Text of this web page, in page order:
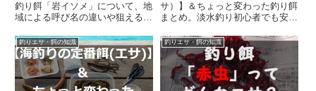
釣り餌「岩イソメ」について、地
域による呼び名の違いや狙える魚
ットなど紹介しています。
サ）】＆ちょっと変わった釣り餌
まとめ。淡水釣り初心者でも安
から、川虫・ボイリー、生きた小
魚、変わり種まで徹底解説。エサ
の特徴や使い方、注意点をわかり
やすく紹介し、次の釣行で迷わず
選べるおすすめガイドです。
釣りエサ・餌の知識 釣りエサ・餌の知識